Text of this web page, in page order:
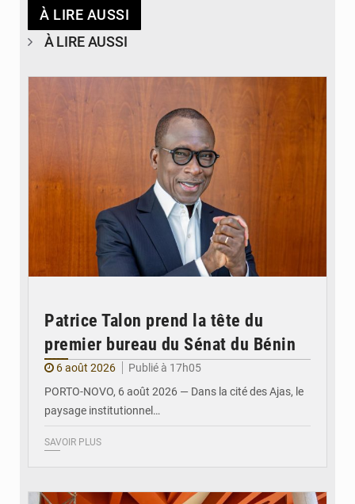
À LIRE AUSSI
À LIRE AUSSI
Patrice Talon prend la tête du
premier bureau du Sénat du Bénin
6 août 2026
Publié à 17h05
PORTO-NOVO, 6 août 2026 — Dans la cité des Ajas, le
paysage institutionnel…
SAVOIR PLUS